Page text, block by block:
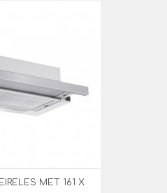
MET 161 X